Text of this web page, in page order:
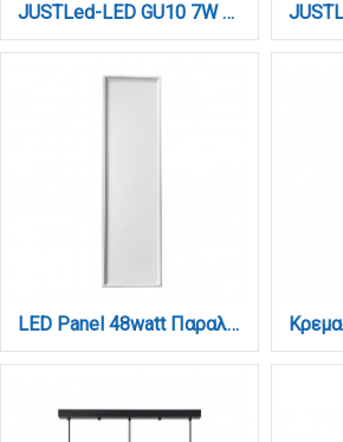
JUSTLed-LED GU10 7W 4000K Φυσικό 3 Step Dimming (B100007032)
LED Panel 48watt Παραλληλόγραμμο 4000Κ Φυσικό Λευκό D:120cmX30cm (2.50.01.2)